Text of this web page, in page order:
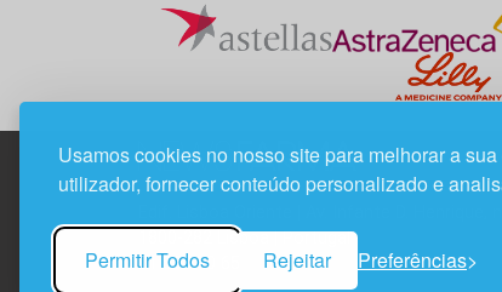
Usamos cookies no nosso site para melhorar a
utilizador, fornecer conteúdo personalizado e
Permitir Todos Rejeitar Preferências
1800-282 Lisboa | Portugal
21 850 40 65